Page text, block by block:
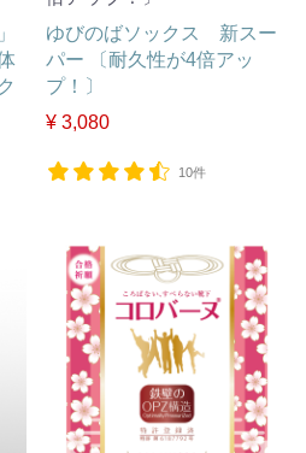
ゆびのばソックス 新スー
パー 〔耐久性が4倍アッ
プ！〕
¥ 3,080
10件